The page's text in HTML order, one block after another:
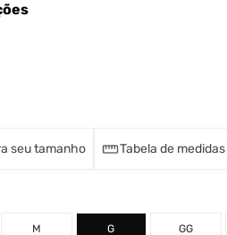
seu tamanho Tabela de medidas
M G GG